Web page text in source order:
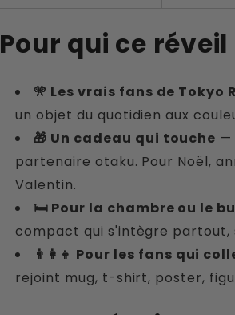
Pour qui ce
🎌 Les vrais fans de Tokyo
un objet du quotidien aux
🎁 Un cadeau qui touche —
partenaire otaku. Pour Noël,
Valentin.
🛏 Pour la chambre ou le
compact qui s'intègre partout,
👨‍👩‍👧 Pour les fans qui
rejoint mug, t-shirt, poster,